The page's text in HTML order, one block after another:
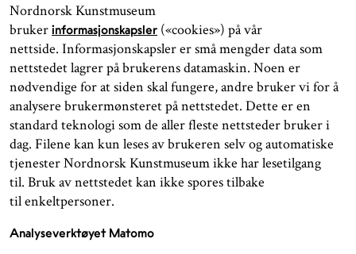
Nordnorsk Kunstmuseum
bruker informasjonskapsler («cookies») på vår
nettside. Informasjonskapsler er små mengder data som
nettstedet lagrer på brukerens datamaskin. Noen er
nødvendige for at siden skal fungere, andre bruker vi for å
analysere brukermønsteret på nettstedet. Dette er en
standard teknologi som de aller fleste nettsteder bruker i
dag. Filene kan kun leses av brukeren selv og automatiske
tjenester Nordnorsk Kunstmuseum ikke har lesetilgang
til. Bruk av nettstedet kan ikke spores tilbake
til enkeltpersoner.
Analyseverktøyet Matomo